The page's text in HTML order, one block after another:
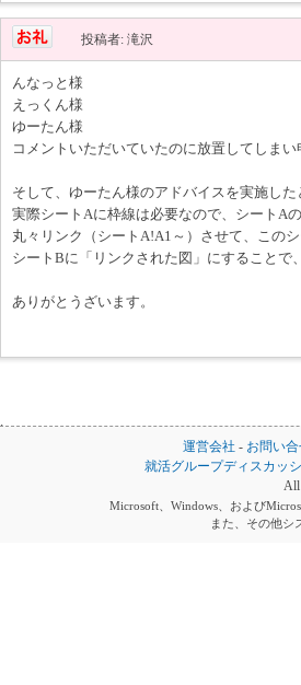
投稿者: 滝沢
んなっと様
えっくん様
ゆーたん様
コメントいただいていたのに放置してしまい
そして、ゆーたん様のアドバイスを実施し
実際シートAに枠線は必要なので、シートA
丸々リンク（シートA!A1～）させて、この
シートBに「リンクされた図」にすることで
ありがとうざいます。
運営会社 - お問い合
就活グループディスカッ
All
Microsoft、Windows、および
また、その他シ